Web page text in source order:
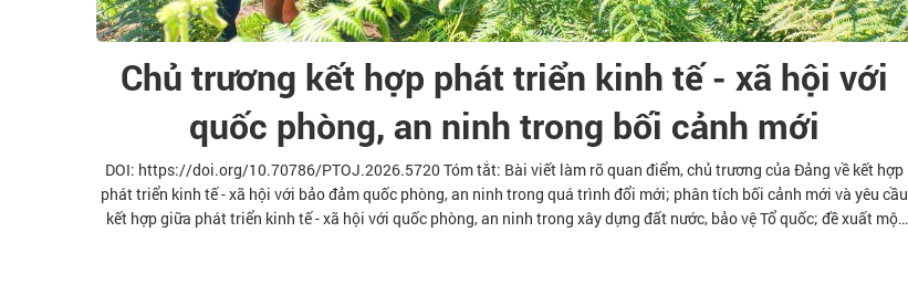
Chủ trương kết hợp phát triển kinh tế - xã hội với
quốc phòng, an ninh trong bối cảnh mới
DOI: https://doi.org/10.70786/PTOJ.2026.5720 Tóm tắt: Bài viết làm rõ quan điểm, chủ trương của Đảng về kết hợp
phát triển kinh tế - xã hội với bảo đảm quốc phòng, an ninh trong quá trình đổi mới; phân tích bối cảnh mới và yêu cầu
kết hợp giữa phát triển kinh tế - xã hội với quốc phòng, an ninh trong xây dựng đất nước, bảo vệ Tổ quốc; đề xuất một